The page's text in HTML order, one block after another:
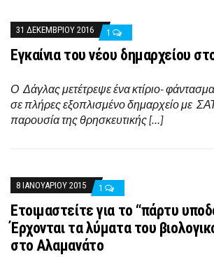
31 ΔΕΚΕΜΒΡΊΟΥ 2016 1
Εγκαίνια του νέου δημαρχείου
Ο Δάγλας μετέτρεψε ένα κτίριο-
σε πλήρες εξοπλισμένο δημαρχείο με
παρουσία της θρησκευτικής […]
8 ΙΑΝΟΥΑΡΊΟΥ 2015 1
Eτοιμαστείτε για το “πάρτυ
Έρχονται τα λύματα του
στο Αλαμανάτο